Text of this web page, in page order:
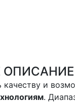
ОПИСАНИЕ
качеству и
.